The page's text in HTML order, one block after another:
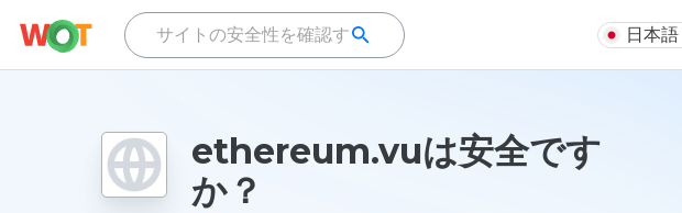
日本語
ethereum.vuは安全です
か？